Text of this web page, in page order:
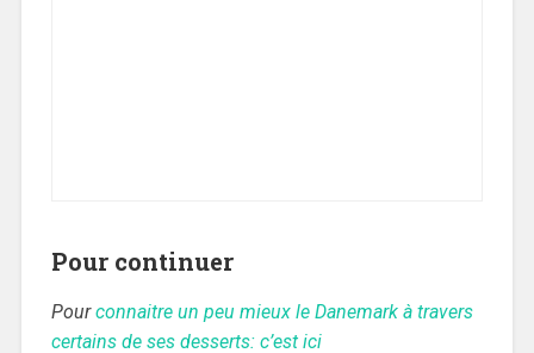
Pour continuer
Pourconnaitre un peu mieux le Danemark à travers
certains de ses desserts: c’est ici